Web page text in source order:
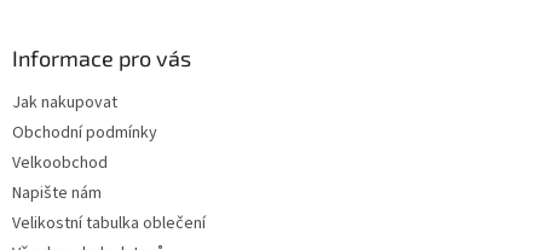
Informace pro vás
Jak nakupovat
Obchodní podmínky
Velkoobchod
Napište nám
Velikostní tabulka oblečení